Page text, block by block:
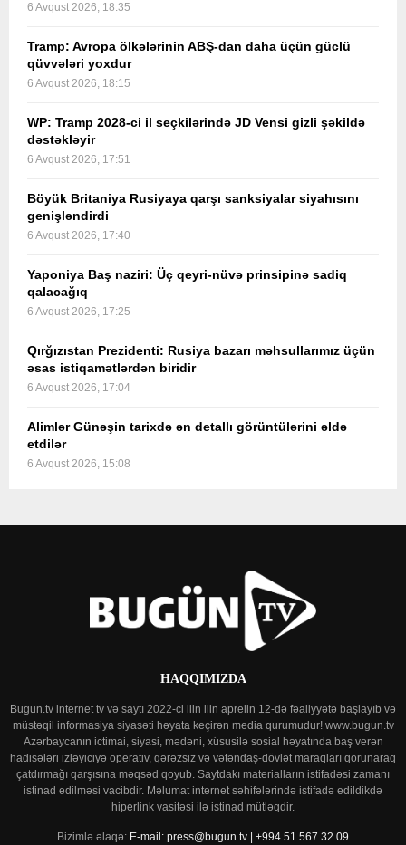
6 Avqust 2026, 18:35
Tramp: Avropa ölkələrinin ABŞ-dan daha üçün güclü
qüvvələri yoxdur
6 Avqust 2026, 18:15
WP: Tramp 2028-ci il seçkilərində JD Vensi gizli şəkildə
dəstəkləyir
6 Avqust 2026, 17:51
Böyük Britaniya Rusiyaya qarşı sanksiyalar siyahısını
genişləndirdi
6 Avqust 2026, 17:40
Yaponiya Baş naziri: Üç qeyri-nüvə prinsipinə sadiq
qalacağıq
6 Avqust 2026, 17:25
Qırğızıstan Prezidenti: Rusiya bazarı məhsullarımız üçün
əsas istiqamətlərdən biridir
6 Avqust 2026, 17:04
Alimlər Günəşin tarixdə ən detallı görüntülərini əldə
etdilər
6 Avqust 2026, 15:08
HAQQIMIZDA
Bugun.tv internet tv və saytı 2022-ci ilin ilin aprelin 12-də fəaliyyətə başlayıb və
müstəqil informasiya siyasəti həyata keçirən media qurumudur! www.bugun.tv
Azərbaycanın ictimai, siyasi, mədəni, xüsusilə sosial həyatında baş verən
hadisələri izləyiciyə operativ, qərəzsiz və vətəndaş-dövlət maraqları qorunaraq
çatdırmağı qarşısına məqsəd qoyub. Saytdakı materialların istifadəsi zamanı
istinad edilməsi vacibdir. Məlumat internet səhifələrində istifadə edildikdə
hiperlink vasitəsi ilə istinad mütləqdir.
Bizimlə əlaqə: E-mail: press@bugun.tv | +994 51 567 32 09